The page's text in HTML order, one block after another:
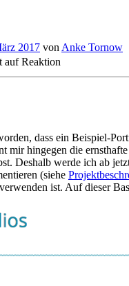
2017 von Anke Tornow
auf Reaktion
dass ein Beispiel-
mir hingegen die
Deshalb werde ich ab
(siehe
ist. Auf dieser